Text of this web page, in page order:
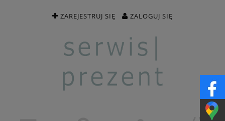
ZAREJESTRUJ SIĘ ZALOGUJ SIĘ